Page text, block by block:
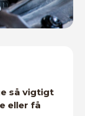
så vigtigt
eller få